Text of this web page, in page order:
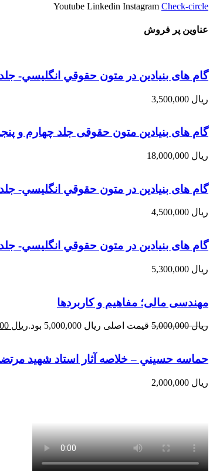
Youtube Linkedin Instagram Check-circle
عناوین پر فروش
گام های بنیادین در متون حقوقي انگليسي-
ریال
گام های بنیادین متون حقوقی جلد چهارم و
ریال
گام های بنیادین در متون حقوقي انگليسي-
ریال
گام های بنیادین در متون حقوقي انگليسي-
ریال
مهندسی مالی؛ مفاهیم و کاربردها
ریال5,000,000 قیمت اصلی ریال 5,000,000 بود. ریال
حماسه حسيني – خلاصه آثار استاد شهيد
ریال